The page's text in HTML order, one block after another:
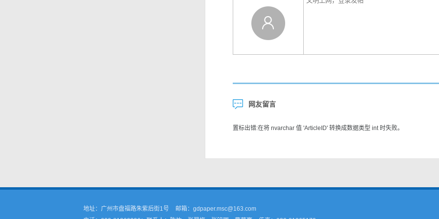
网友留言
置标出错:在将 nvarchar 值 'ArticleID' 转换成数据类型 int 时失败。
地址：广州市盘福路朱紫后街1号
邮箱：gdpaper.msc@163.com